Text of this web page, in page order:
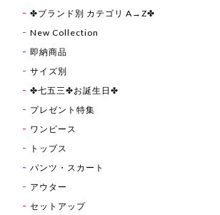
✤ブランド別 カテゴリ A→Z✤
New Collection
即納商品
サイズ別
✤七五三✤お誕生日✤
プレゼント特集
ワンピース
トップス
パンツ・スカート
アウター
セットアップ